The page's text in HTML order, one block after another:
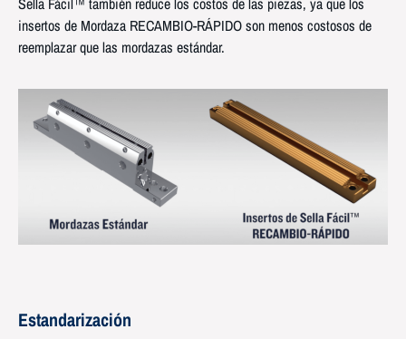
insertos de Mordaza RECAMBIO-RÁPIDO son menos costosos de
reemplazar que las mordazas estándar.
Estandarización